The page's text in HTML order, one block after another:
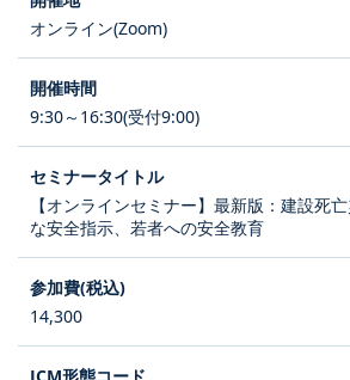
オンライン(Zoom)
9:30～16:30(受付9:00)
【オンラインセミナー】最新版：建設死
な安全指示、若者への安全教育
14,300